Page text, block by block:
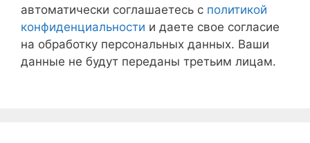
автоматически соглашаетесь с политикой
конфиденциальности и даете свое согласие
на обработку персональных данных. Ваши
данные не будут переданы третьим лицам.